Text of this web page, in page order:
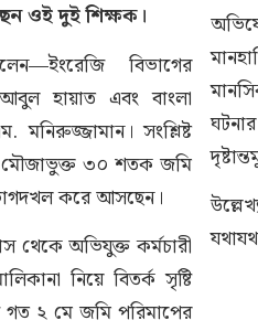
ওই দুই শিক্ষক।
বিভাগের
হায়াত এবং বাংলা
সংশ্লিষ্ট
মৌজাভুক্ত ৩০ শতক জমি
করে আসছেন।
থেকে অভিযুক্ত কর্মচারী
নিয়ে বিতর্ক সৃষ্টি
গত ২ মে জমি পরিমাপের